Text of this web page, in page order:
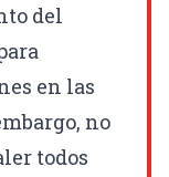
del
en las
no
todos